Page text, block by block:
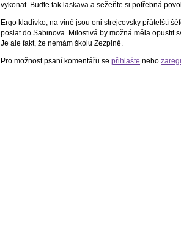
vykonat. Buďte tak laskava a sežeňte si potřebná
Ergo kladívko, na vině jsou oni strejcovsky přátelští
poslat do Sabinova. Milostivá by možná měla opustit
Je ale fakt, že nemám školu Zezplně.
Pro možnost psaní komentářů se přihlašte nebo